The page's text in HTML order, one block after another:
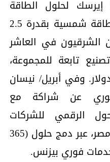
إيرسك لحلول الطاقة
المتجددة، لتركيب محطة طاقة شمسية بقدرة 2.5
الشرقيون في العاشر
تابعة للمجموعة،
1.5 مليون دولار. وفي أبريل/ نيسان
فوري عن شراكة مع
الرقمي للشركات
الصغيرة والمتوسطة في مصر، عبر دمج حلول (365